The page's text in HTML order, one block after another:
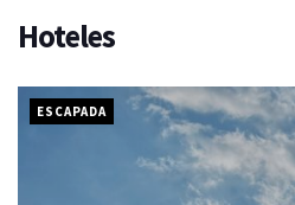
Hoteles
ESCAPADA